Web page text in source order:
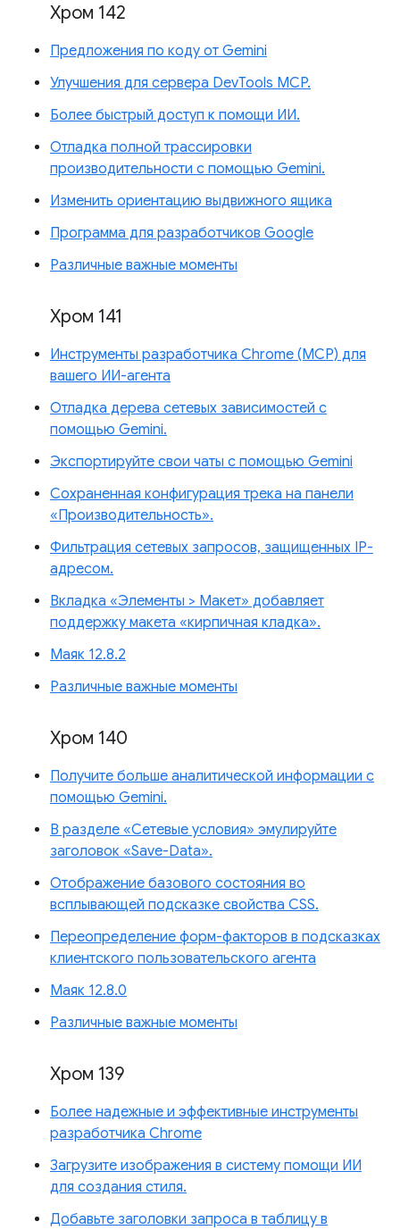
Хром 142
Предложения по коду от Gemini
Улучшения для сервера DevTools MCP.
Более быстрый доступ к помощи ИИ.
Отладка полной трассировки
производительности с помощью Gemini.
Изменить ориентацию выдвижного ящика
Программа для разработчиков Google
Различные важные моменты
Хром 141
Инструменты разработчика Chrome (MCP) для
вашего ИИ-агента
Отладка дерева сетевых зависимостей с
помощью Gemini.
Экспортируйте свои чаты с помощью Gemini
Сохраненная конфигурация трека на панели
«Производительность».
Фильтрация сетевых запросов, защищенных IP-
адресом.
Вкладка «Элементы > Макет» добавляет
поддержку макета «кирпичная кладка».
Маяк 12.8.2
Различные важные моменты
Хром 140
Получите больше аналитической информации с
помощью Gemini.
В разделе «Сетевые условия» эмулируйте
заголовок «Save-Data».
Отображение базового состояния во
всплывающей подсказке свойства CSS.
Переопределение форм-факторов в подсказках
клиентского пользовательского агента
Маяк 12.8.0
Различные важные моменты
Хром 139
Более надежные и эффективные инструменты
разработчика Chrome
Загрузите изображения в систему помощи ИИ
для создания стиля.
Добавьте заголовки запроса в таблицу в